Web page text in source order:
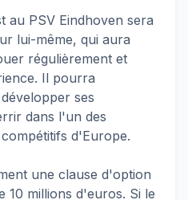
au PSV Eindhoven sera
lui-même, qui aura
régulièrement et
Il pourra
ses
dans l'un des
d'Europe.
une clause d'option
10 millions d'euros. Si le